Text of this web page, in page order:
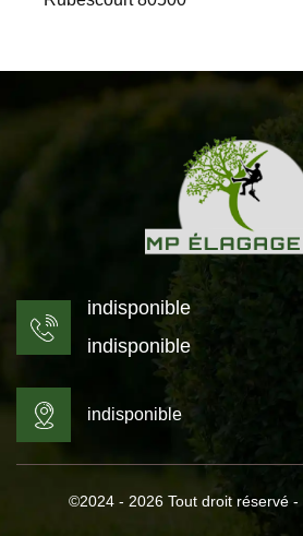
indisponible
indisponible
indisponible
©2024 - 2026 Tout droit réservé -